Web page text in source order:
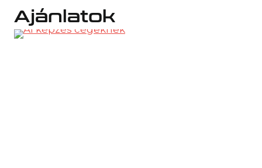
Ajánlatok